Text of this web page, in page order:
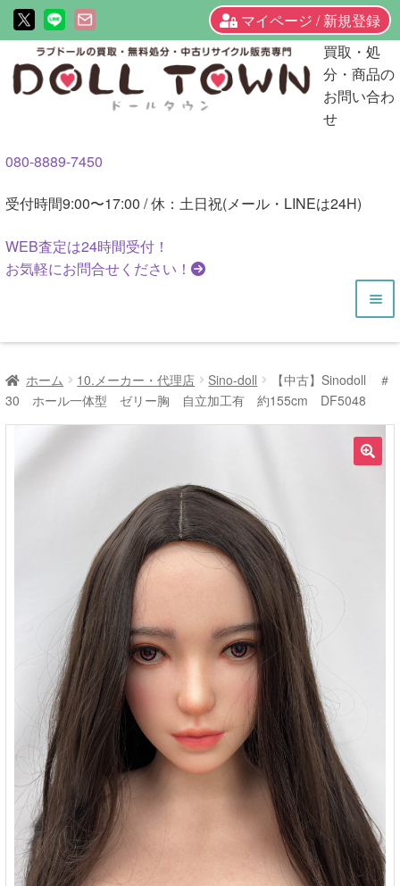
マイページ / 新規登録
ビ
ゲ
ョ
へ
キ
ッ
ン
テ
へ
キ
プ
買取・処
分・商品の
お問い合わ
せ
080-8889-7450
受付時間9:00〜17:00 / 休：土日祝(メール・LINEは24H)
WEB査定は24時間受付！
お気軽にお問合せください！
HOME
商品一覧
ご利用ガイド
ラブドール買取・処分
無料引き取り
よくあるご質問
お問い合わせ
ホーム 10.メーカー・代理店 Sino-doll
【中古】Sinodoll ＃
30 ホール一体型 ゼリー胸 自立加工有 約155cm DF5048